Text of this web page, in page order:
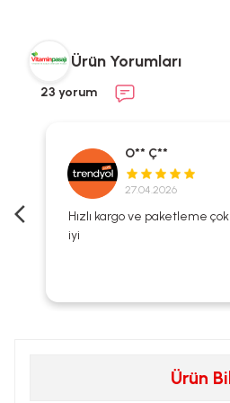
Ürün Yorumları
23 yorum
O** Ç**
27.04.2026
Hızlı kargo ve paketleme
iyi
Ürün